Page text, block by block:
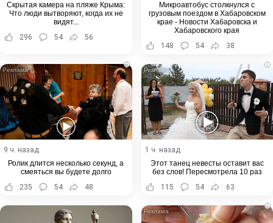
Скрытая камера на пляже Крыма:
Что люди вытворяют, когда их не
видят...
296
54 56
Микроавтобус столкнулся с
грузовым поездом в Хабаровском
крае - Новости Хабаровска и
Хабаровского края
148
54 38
i
9 ч. назад
Ролик длится несколько секунд, а
смеяться вы будете долго
235
54 48
i
1 ч. назад
Этот танец невесты оставит вас
без слов! Пересмотрела 10 раз
115
54 63
i